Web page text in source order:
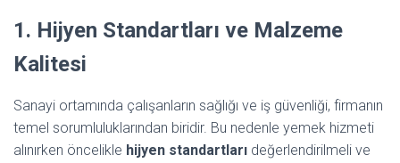
1. Hijyen Standartları ve Malzeme
Kalitesi
Sanayi ortamında çalışanların sağlığı ve iş güvenliği, firmanın
temel sorumluluklarından biridir. Bu nedenle yemek hizmeti
alınırken öncelikle hijyen standartları değerlendirilmeli ve